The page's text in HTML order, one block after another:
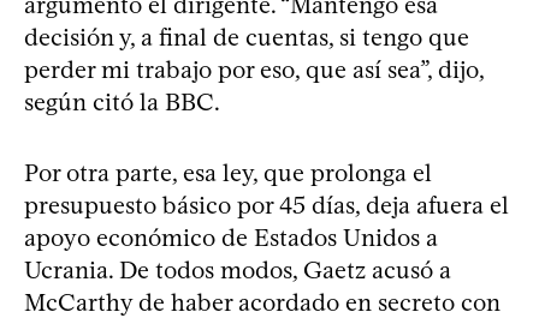
decisión y, a final de cuentas, si tengo que
perder mi trabajo por eso, que así sea”, dijo,
según citó la BBC.
Por otra parte, esa ley, que prolonga el
presupuesto básico por 45 días, deja afuera el
apoyo económico de Estados Unidos a
Ucrania. De todos modos, Gaetz acusó a
McCarthy de haber acordado en secreto con